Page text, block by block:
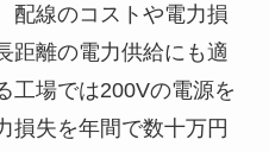
配線のコストや電力損
距離の電力供給にも適
工場では200Vの電源を
損失を年間で数十万円